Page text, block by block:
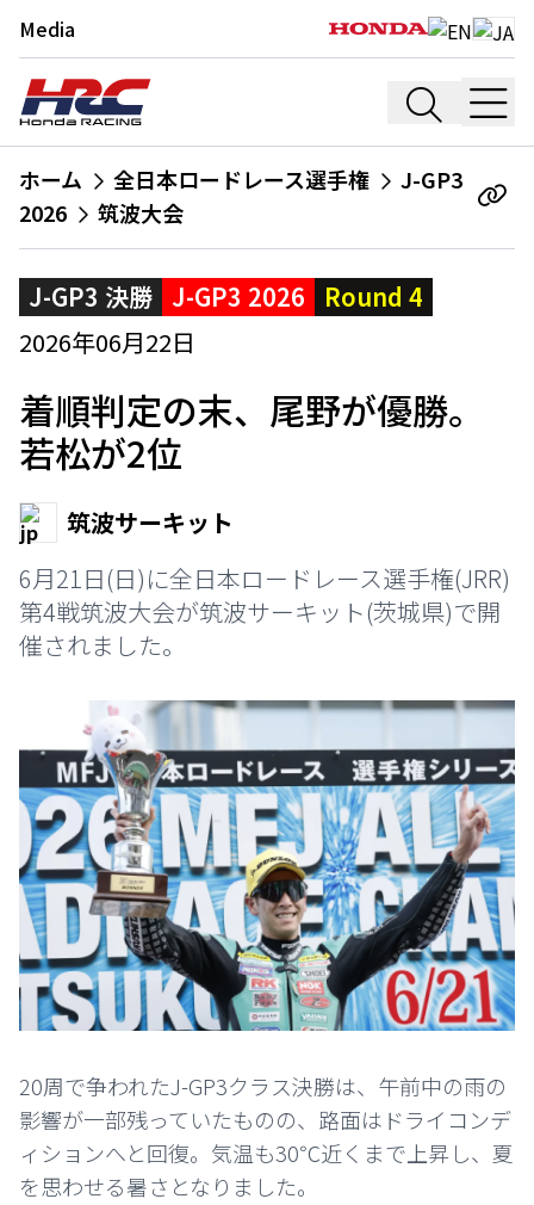
Media
ホーム 全日本ロードレース選手権
J-GP3
2026
筑波大会
J-GP3 決勝 J-GP3 2026
Round 4
2026年06月22日
着順判定の末、尾野が優勝。
若松が2位
筑波サーキット
6月21日(日)に全日本ロードレース選手権(JRR)
第4戦筑波大会が筑波サーキット(茨城県)で開
催されました。
20周で争われたJ-GP3クラス決勝は、午前中の雨の
影響が一部残っていたものの、 路面はドライコンデ
ィションへと回復。気温も30℃近くまで上昇し、夏
を思わせる暑さとなりました。